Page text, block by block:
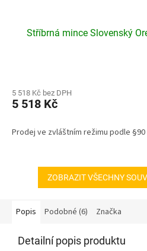
Stříbrná mince Slovenský
produktu
je
z
5 518 Kč bez DPH
5 518 Kč
Prodej ve zvláštním režimu podle §90
ZOBRAZIT VŠECHNY
Popis Podobné (6) Značka
Detailní popis produktu